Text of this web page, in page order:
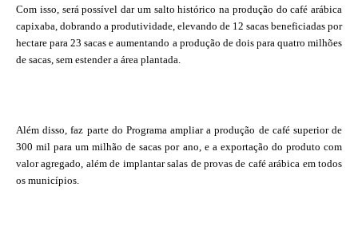
Com isso, será possível dar um salto histórico na produção do café arábica
capixaba, dobrando a produtividade, elevando de 12 sacas beneficiadas por
hectare para 23 sacas e aumentando a produção de dois para quatro milhões
de sacas, sem estender a área plantada.
Além disso, faz parte do Programa ampliar a produção de café superior de
300 mil para um milhão de sacas por ano, e a exportação do produto com
valor agregado, além de implantar salas de provas de café arábica em todos
os municípios.